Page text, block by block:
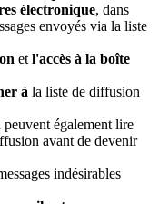
électronique, dans
envoyés via la liste
et l'accès à la boîte
à la liste de diffusion
également lire
avant de devenir
indésirables